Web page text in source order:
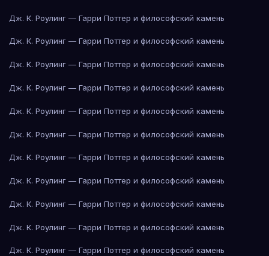
Дж. К. Роулинг — Гарри Поттер и философский камень
Дж. К. Роулинг — Гарри Поттер и философский камень
Дж. К. Роулинг — Гарри Поттер и философский камень
Дж. К. Роулинг — Гарри Поттер и философский камень
Дж. К. Роулинг — Гарри Поттер и философский камень
Дж. К. Роулинг — Гарри Поттер и философский камень
Дж. К. Роулинг — Гарри Поттер и философский камень
Дж. К. Роулинг — Гарри Поттер и философский камень
Дж. К. Роулинг — Гарри Поттер и философский камень
Дж. К. Роулинг — Гарри Поттер и философский камень
Дж. К. Роулинг — Гарри Поттер и философский камень